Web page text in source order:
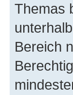
Themas
Bereich